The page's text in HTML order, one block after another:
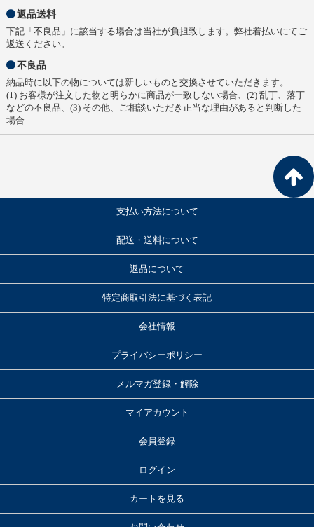
返品送料
下記「不良品」に該当する場合は当社が負担致します。弊社着払いにてご
返送ください。
不良品
納品時に以下の物については新しいものと交換させていただきます。
(1) お客様が注文した物と明らかに商品が一致しない場合、(2) 乱丁、落丁
などの不良品、(3) その他、ご相談いただき正当な理由があると判断した
場合
支払い方法について
配送・送料について
返品について
特定商取引法に基づく表記
会社情報
プライバシーポリシー
メルマガ登録・解除
マイアカウント
会員登録
ログイン
カートを見る